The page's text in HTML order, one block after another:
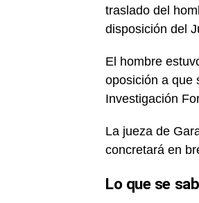
traslado del
disposición del
El hombre
oposición a que
Investigación
La jueza de
concretará en
Lo que se